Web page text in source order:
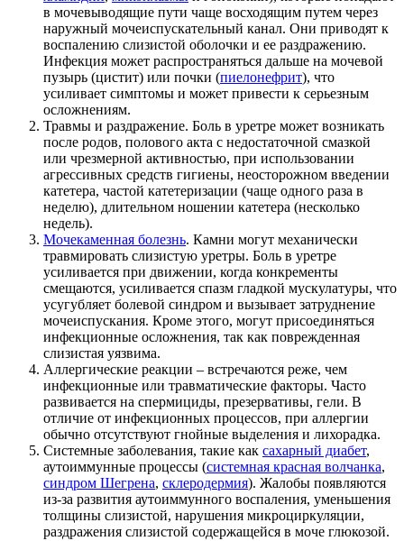
в мочевыводящие пути чаще восходящим путем через
наружный мочеиспускательный канал. Они приводят к
воспалению слизистой оболочки и ее раздражению.
Инфекция может распространяться дальше на мочевой
пузырь (цистит) или почки (пиелонефрит), что
усиливает симптомы и может привести к серьезным
осложнениям.
Травмы и раздражение. Боль в уретре может возникать
после родов, полового акта с недостаточной смазкой
или чрезмерной активностью, при использовании
агрессивных средств гигиены, неосторожном введении
катетера, частой катетеризации (чаще одного раза в
неделю), длительном ношении катетера (несколько
недель).
Мочекаменная болезнь. Камни могут механически
травмировать слизистую уретры. Боль в уретре
усиливается при движении, когда конкременты
смещаются, усиливается спазм гладкой мускулатуры, что
усугубляет болевой синдром и вызывает затруднение
мочеиспускания. Кроме этого, могут присоединяться
инфекционные осложнения, так как поврежденная
слизистая уязвима.
Аллергические реакции – встречаются реже, чем
инфекционные или травматические факторы. Часто
развивается на спермициды, презервативы, гели. В
отличие от инфекционных процессов, при аллергии
обычно отсутствуют гнойные выделения и лихорадка.
Системные заболевания, такие как сахарный диабет,
аутоиммунные процессы (системная красная волчанка,
синдром Шегрена, склеродермия). Жалобы появляются
из-за развития аутоиммунного воспаления, уменьшения
толщины слизистой, нарушения микроциркуляции,
раздражения слизистой содержащейся в моче глюкозой.